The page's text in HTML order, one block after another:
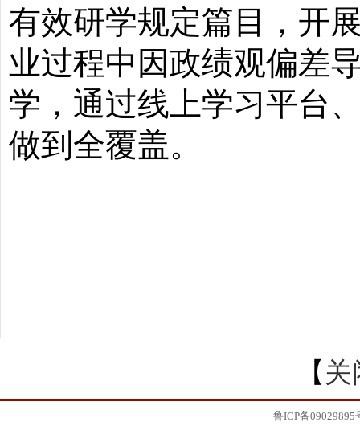
有效研学规定篇目，开
业过程中因政绩观偏差
学，通过线上学习平台
做到全覆盖。
【 关
鲁ICP备09029895